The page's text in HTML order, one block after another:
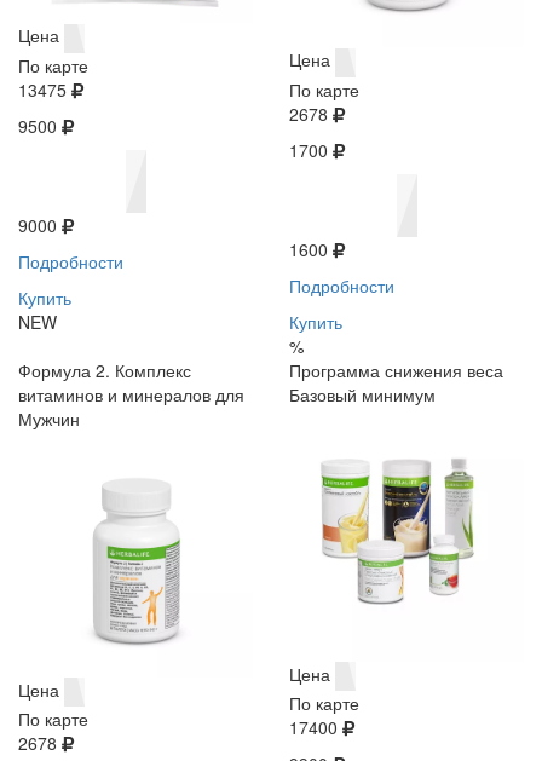
Цена
По карте
13475
9500
9000
Подробности
Купить
NEW
Цена
По карте
2678
1700
1600
Подробности
Купить
%
Формула 2. Комплекс
витаминов и минералов для
Мужчин
Цена
По карте
2678
Программа снижения веса
Базовый минимум
Цена
По карте
17400